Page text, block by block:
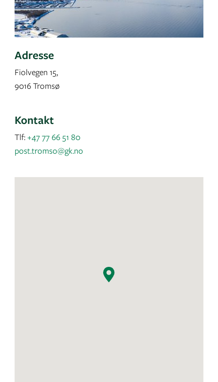
Adresse
Fiolvegen 15,
9016 Tromsø
Kontakt
Tlf:+47 77 66 51 80
post.tromso@gk.no